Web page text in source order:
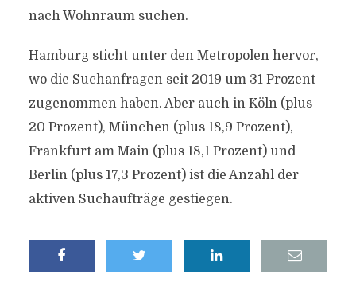
nach Wohnraum suchen.
Hamburg sticht unter den Metropolen hervor,
wo die Suchanfragen seit 2019 um 31 Prozent
zugenommen haben. Aber auch in Köln (plus
20 Prozent), München (plus 18,9 Prozent),
Frankfurt am Main (plus 18,1 Prozent) und
Berlin (plus 17,3 Prozent) ist die Anzahl der
aktiven Suchaufträge gestiegen.